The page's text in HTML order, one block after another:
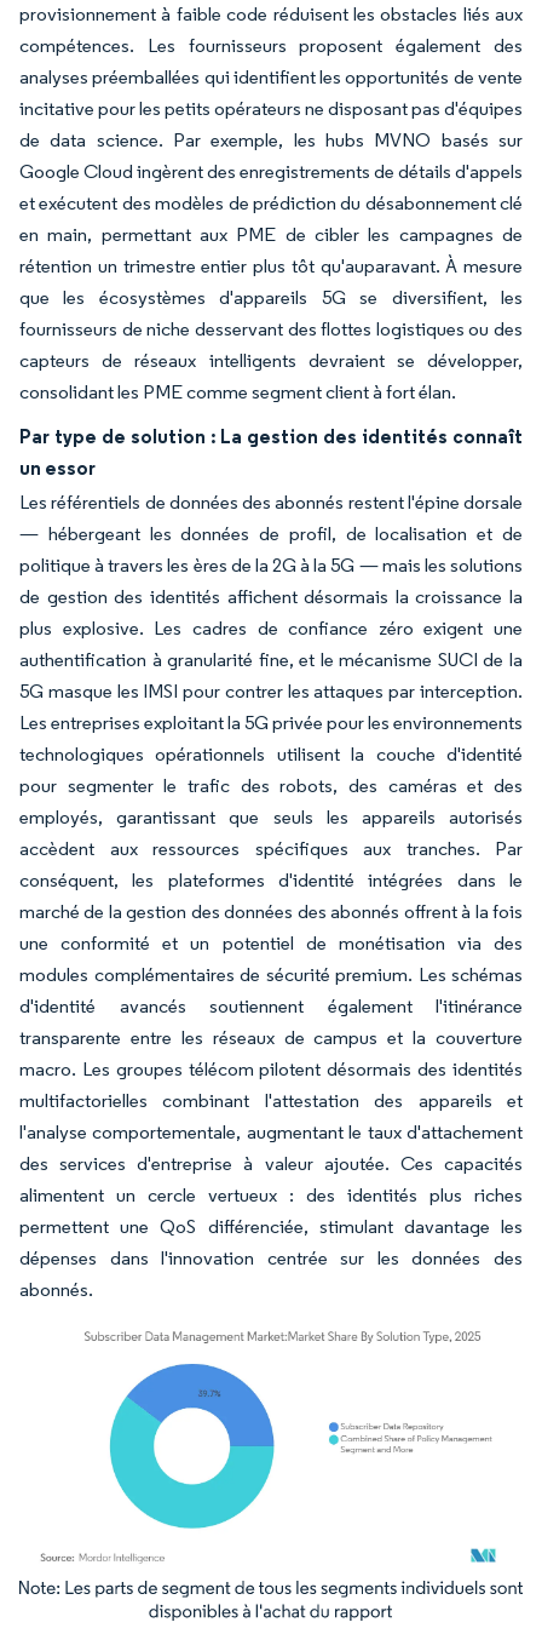
provisionnement à faible code réduisent les obstacles liés aux
compétences. Les fournisseurs proposent également des
analyses préemballées qui identifient les opportunités de vente
incitative pour les petits opérateurs ne disposant pas d'équipes
de data science. Par exemple, les hubs MVNO basés sur
Google Cloud ingèrent des enregistrements de détails d'appels
et exécutent des modèles de prédiction du désabonnement clé
en main, permettant aux PME de cibler les campagnes de
rétention un trimestre entier plus tôt qu'auparavant. À mesure
que les écosystèmes d'appareils 5G se diversifient, les
fournisseurs de niche desservant des flottes logistiques ou des
capteurs de réseaux intelligents devraient se développer,
consolidant les PME comme segment client à fort élan.
Par type de solution : La gestion des identités connaît
un essor
Les référentiels de données des abonnés restent l'épine dorsale
— hébergeant les données de profil, de localisation et de
politique à travers les ères de la 2G à la 5G — mais les solutions
de gestion des identités affichent désormais la croissance la
plus explosive. Les cadres de confiance zéro exigent une
authentification à granularité fine, et le mécanisme SUCI de la
5G masque les IMSI pour contrer les attaques par interception.
Les entreprises exploitant la 5G privée pour les environnements
technologiques opérationnels utilisent la couche d'identité
pour segmenter le trafic des robots, des caméras et des
employés, garantissant que seuls les appareils autorisés
accèdent aux ressources spécifiques aux tranches. Par
conséquent, les plateformes d'identité intégrées dans le
marché de la gestion des données des abonnés offrent à la fois
une conformité et un potentiel de monétisation via des
modules complémentaires de sécurité premium. Les schémas
d'identité avancés soutiennent également l'itinérance
transparente entre les réseaux de campus et la couverture
macro. Les groupes télécom pilotent désormais des identités
multifactorielles combinant l'attestation des appareils et
l'analyse comportementale, augmentant le taux d'attachement
des services d'entreprise à valeur ajoutée. Ces capacités
alimentent un cercle vertueux : des identités plus riches
permettent une QoS différenciée, stimulant davantage les
dépenses dans l'innovation centrée sur les données des
abonnés.
Image © Mordor Intelligence. La réutilisation nécessite une attribution sous CC BY